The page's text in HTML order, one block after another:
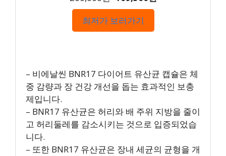
최저가 보러가기
– 비에날씬 BNR17 다이어트 유산균 캡슐은 체
중 감량과 장 건강 개선을 돕는 효과적인 보충
제입니다.
– BNR17 유산균은 허리와 배 주위 지방을 줄이
고 허리둘레를 감소시키는 것으로 입증되었습
니다.
– 또한 BNR17 유산균은 장내 세균의 균형을 개